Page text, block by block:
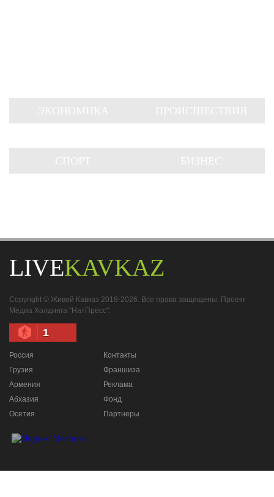
LIVEKAVKAZ
Copyright © Живой Кавказ 2018-2026. Все права защищены. Проект
Медиа Холдинга "НатПресс".
1
Россия
Грузия
Армения
Абхазия
Осетия
Контакты
Франшиза
Реклама
Фонд
Партнеры